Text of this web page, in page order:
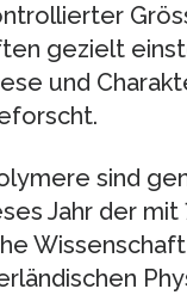
gezielt
und
sind
Jahr der